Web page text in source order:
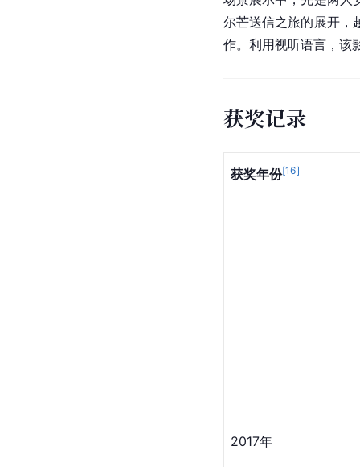
尔芒送信之旅的展开，
作。利用视听语言，该
获奖记录
获奖年份[16]
2017年